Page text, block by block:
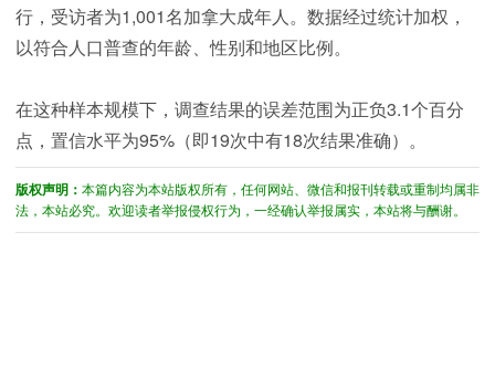
行，受访者为1,001名加拿大成年人。数据经过统计加权，
以符合人口普查的年龄、性别和地区比例。
在这种样本规模下，调查结果的误差范围为正负3.1个百分
点，置信水平为95%（即19次中有18次结果准确）。
版权声明： 本篇内容为本站版权所有，任何网站、微信和报刊转载或重制均属非
法，本站必究。欢迎读者举报侵权行为，一经确认举报属实，本站将与酬谢。